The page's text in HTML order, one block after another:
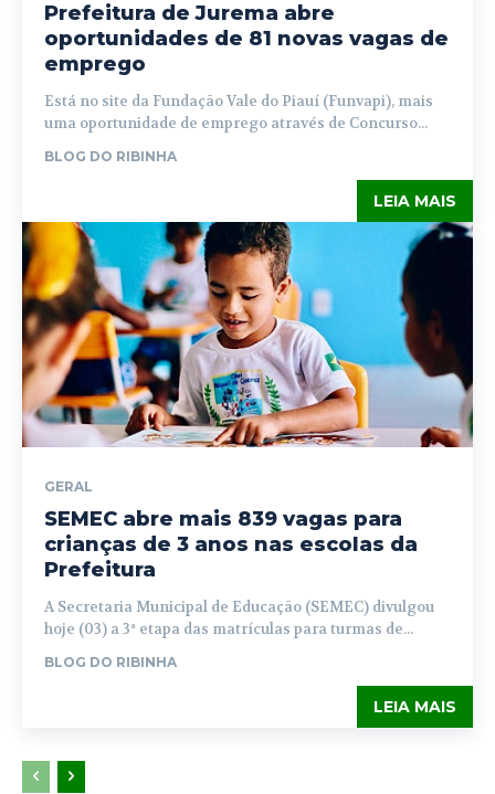
Prefeitura de Jurema abre
oportunidades de 81 novas vagas de
emprego
Está no site da Fundação Vale do Piauí (Funvapi), mais
uma oportunidade de emprego através de Concurso...
BLOG DO RIBINHA
LEIA MAIS
GERAL
SEMEC abre mais 839 vagas para
crianças de 3 anos nas escolas da
Prefeitura
A Secretaria Municipal de Educação (SEMEC) divulgou
hoje (03) a 3ª etapa das matrículas para turmas de...
BLOG DO RIBINHA
LEIA MAIS